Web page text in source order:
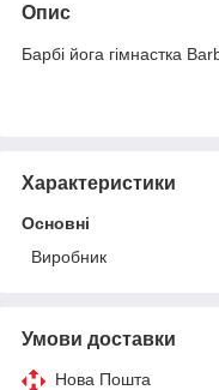
Опис
Барбі йога гімнастка
Характеристики
Основні
Виробник
Умови доставки
Нова Пошта